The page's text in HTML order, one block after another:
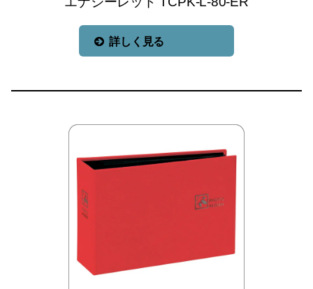
詳しく見る